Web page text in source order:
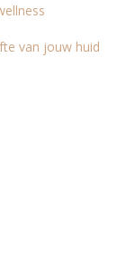
van jouw huid